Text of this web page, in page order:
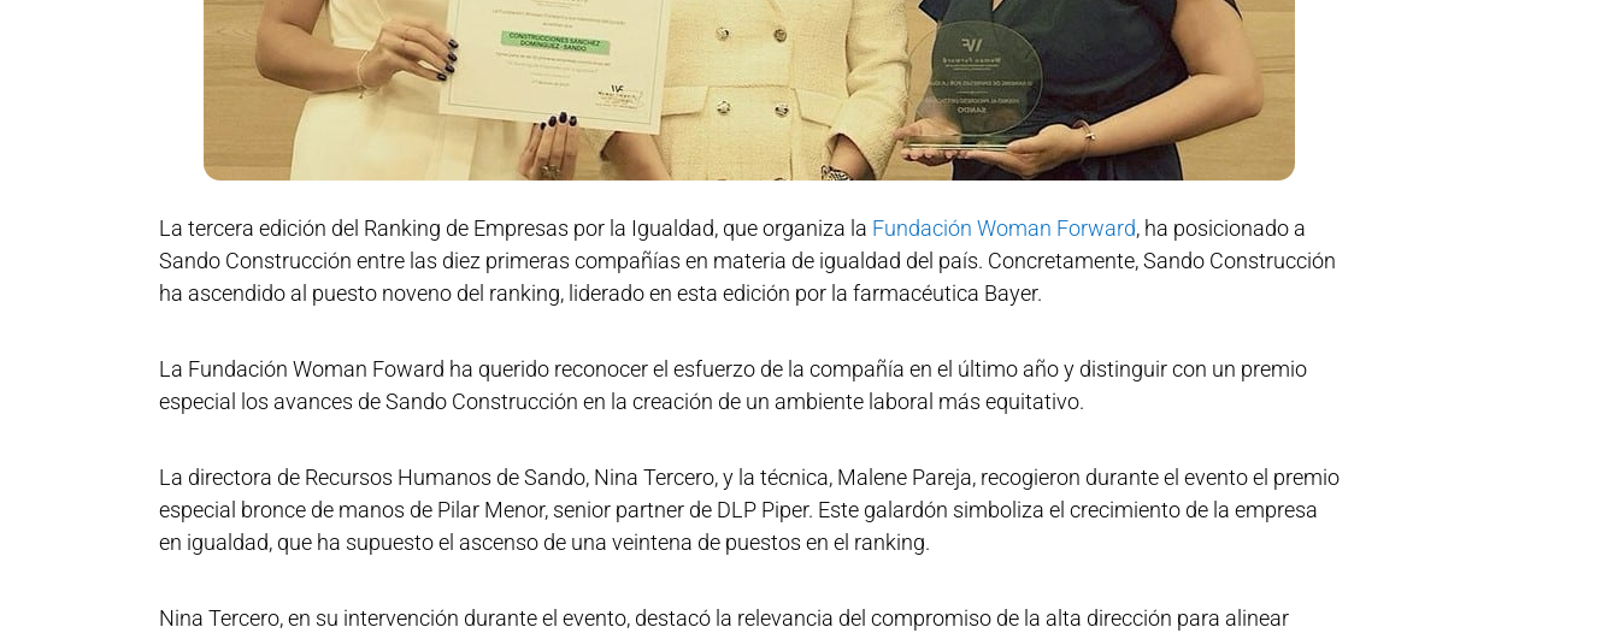
La tercera edición del Ranking de Empresas por la Igualdad, que organiza la Fundación Woman Forward, ha posicionado a
Sando Construcción entre las diez primeras compañías en materia de igualdad del país. Concretamente, Sando Construcción
ha ascendido al puesto noveno del ranking, liderado en esta edición por la farmacéutica Bayer.
La Fundación Woman Foward ha querido reconocer el esfuerzo de la compañía en el último año y distinguir con un premio
especial los avances de Sando Construcción en la creación de un ambiente laboral más equitativo.
La directora de Recursos Humanos de Sando, Nina Tercero, y la técnica, Malene Pareja, recogieron durante el evento el premio
especial bronce de manos de Pilar Menor, senior partner de DLP Piper. Este galardón simboliza el crecimiento de la empresa
en igualdad, que ha supuesto el ascenso de una veintena de puestos en el ranking.
Nina Tercero, en su intervención durante el evento, destacó la relevancia del compromiso de la alta dirección para alinear